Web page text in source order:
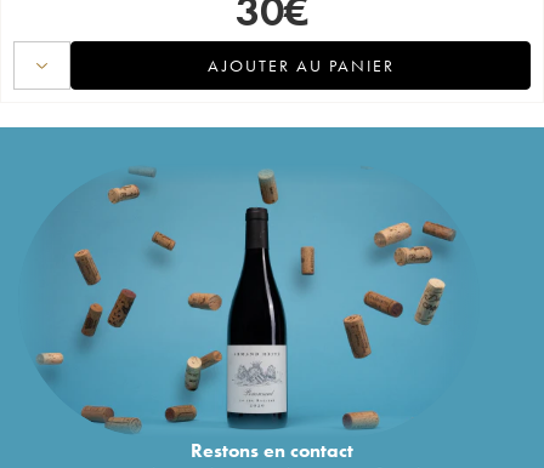
AJOUTER AU PANIER
Restons encontact